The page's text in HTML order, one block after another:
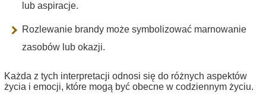
lub aspiracje.
Rozlewanie brandy może symbolizować marnowanie
zasobów lub okazji.
Każda z tych interpretacji odnosi się do różnych aspektów
życia i emocji, które mogą być obecne w codziennym życiu.